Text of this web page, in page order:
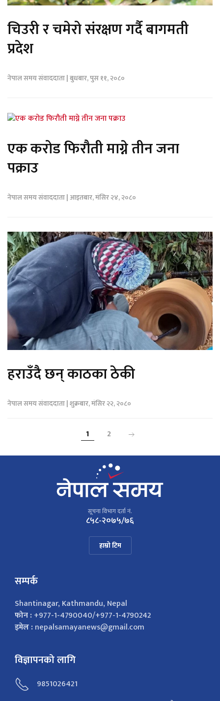
चिउरी र चमेरो संरक्षण गर्दै बागमती
प्रदेश
नेपाल समय संवाददाता | बुधबार, पुस ११, २०८०
एक करोड फिरौती माग्ने तीन जना
पक्राउ
नेपाल समय संवाददाता | आइतबार, मंसिर २४, २०८०
हराउँदै छन् काठका ठेकी
नेपाल समय संवाददाता | शुक्रबार, मंसिर २२, २०८०
1 2
सूचना विभाग दर्ता नं.
८५८-२०७५/७६
हाम्रो टिम
सम्पर्क
Shantinagar, Kathmandu, Nepal
फोन :+977-1-4790040/+977-1-4790242
इमेल :nepalsamayanews@gmail.com
विज्ञापनको लागि
9851026421